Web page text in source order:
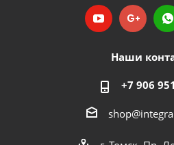
Наши
+7 906